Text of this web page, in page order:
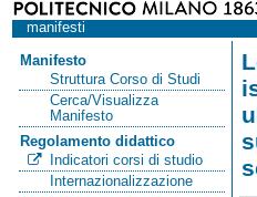
manifesti
Manifesto
Struttura Corso di Studi
Cerca/Visualizza
Manifesto
Regolamento didattico
Indicatori corsi di studio
Internazionalizzazione